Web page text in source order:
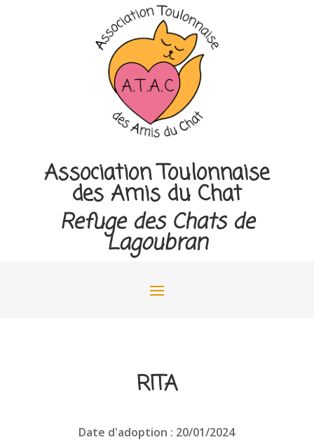
Association Toulonnaise
des Amis du Chat
Refuge des Chats de
Lagoubran
RITA
Date d'adoption : 20/01/2024